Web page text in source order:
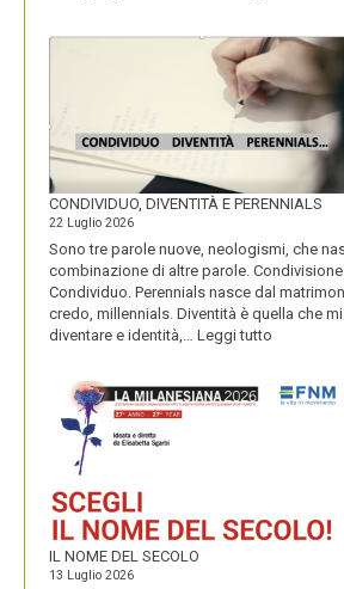
CONDIVIDUO, DIVENTITÀ E PERENNIALS
22 Luglio 2026
Sono tre parole nuove, neologismi, che
combinazione di altre parole.
Condividuo. Perennials nasce dal
credo, millennials. Diventità è quella che
diventare e identità,… Leggi tutto
E
IL NOME DEL SECOLO
13 Luglio 2026